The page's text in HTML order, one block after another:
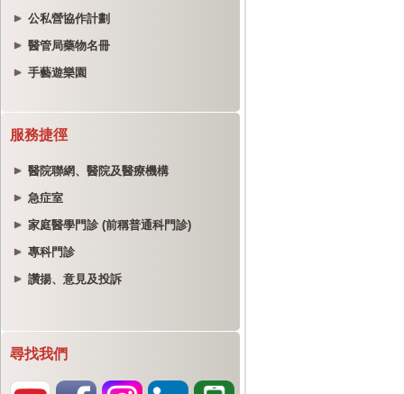
公私營協作計劃
醫管局藥物名冊
手藝遊樂園
服務捷徑
醫院聯網、醫院及醫療機構
急症室
家庭醫學門診 (前稱普通科門診)
專科門診
讚揚、意見及投訴
尋找我們